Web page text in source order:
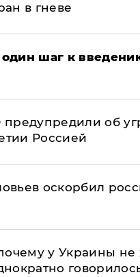
в гневе
шаг к
об
Россией
оскорбил
у Украины не